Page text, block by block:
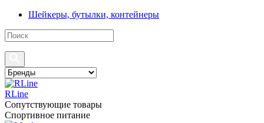
Шейкеры, бутылки, контейнеры
RLine
Сопутствующие товары
Спортивное питание